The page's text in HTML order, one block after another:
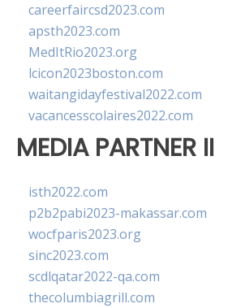
careerfaircsd2023.com
apsth2023.com
MedItRio2023.org
lcicon2023boston.com
waitangidayfestival2022.com
vacancesscolaires2022.com
MEDIA PARTNER II
isth2022.com
p2b2pabi2023-makassar.com
wocfparis2023.org
sinc2023.com
scdlqatar2022-qa.com
thecolumbiagrill.com